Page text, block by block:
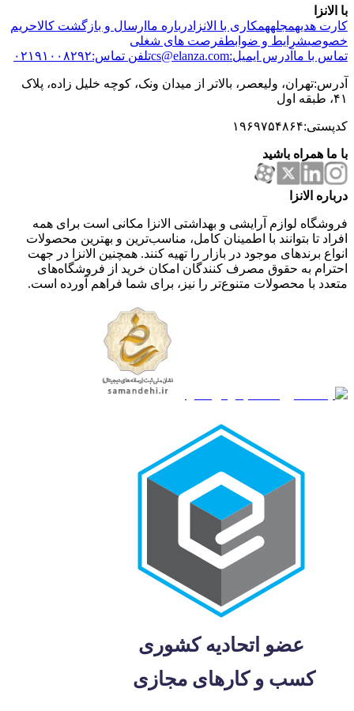
با الانزا
کارت هدیهمجلههمکاری با الانزا درباره ما ارسال و بازگشت کالاحریم
خصوصیشرایط و ضوابطفرصت های شغلی
تماس با ما آدرس ایمیل:cs@elanza.com تلفن تماس:۰۲۱۹۱۰۰۸۲۹۲
آدرس:تهران، ولیعصر، بالاتر از میدان ونک، کوچه خلیل زاده، پلاک
۴۱، طبقه اول
کدپستی:۱۹۶۹۷۵۴۸۶۴
با ما همراه باشید
درباره الانزا
فروشگاه لوازم آرایشی و بهداشتی الانزا مکانی است برای همه
افراد تا بتوانند با اطمینان کامل، مناسب‌ترین و بهترین محصولات
انواع برندهای موجود در بازار را تهیه کنند. همچنین الانزا در جهت
احترام به حقوق مصرف کنندگان امکان خرید از فروشگاه‌های
متعدد با محصولات متنوع‌تر را نیز، برای شما فراهم آورده است.